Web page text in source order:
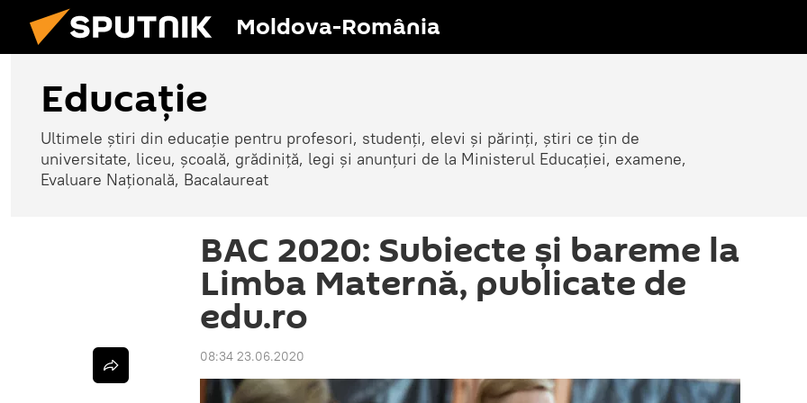
Moldova-România
Educație
Ultimele știri din educație pentru profesori, studenți, elevi și părinți, știri ce țin de
universitate, liceu, școală, grădiniță, legi și anunțuri de la Ministerul Educației, examene,
Evaluare Națională, Bacalaureat
BAC 2020: Subiecte și bareme la
Limba Maternă, publicate de
edu.ro
08:34 23.06.2020